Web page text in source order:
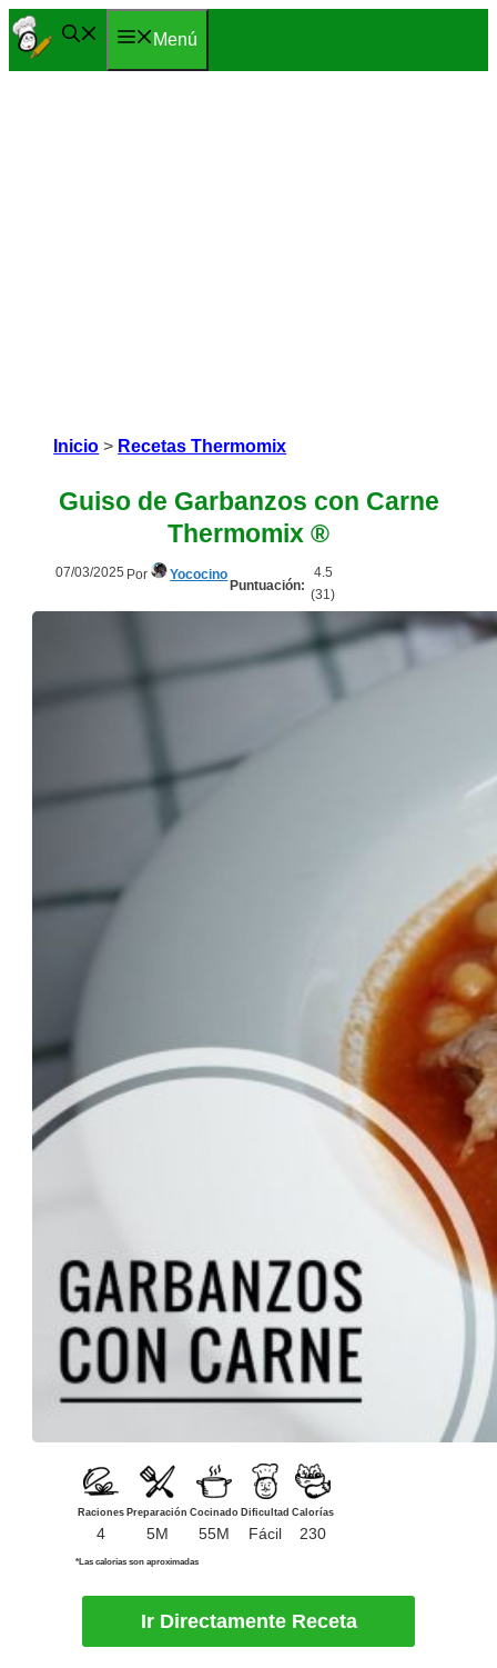
Saltar
al
Menú
Inicio > Recetas Thermomix
Guiso de Garbanzos con Carne
Thermomix ®
07/03/2025 Por Yococino
Puntuación:
4.5
(31)
Raciones
4
Preparación
5M
Cocinado
55M
Dificultad
Fácil
Calorías
230
*Las calorías son aproximadas
Ir Directamente Receta